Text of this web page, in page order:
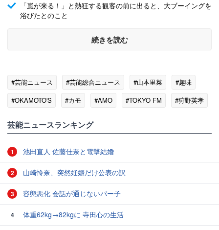
「嵐が来る！」と熱狂する観客の前に出ると、大ブーイングを
浴びたとのこと
続きを読む
#芸能ニュース #芸能総合ニュース #山本里菜
#趣味
#OKAMOTO'S
#カモ #AMO #TOKYO FM
#狩野英孝
芸能ニュースランキング
1 池田直人 佐藤佳奈と電撃結婚
2 山崎怜奈、突然妊娠だけ公表の訳
3 容態悪化 会話が通じないパー子
4 体重62kg→82kgに 寺田心の生活